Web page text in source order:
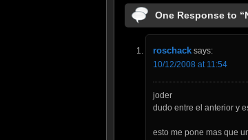
One Response to
roschack says:
10/12/2008 at 11:54
joder
dudo entre el anterior y
esto me pone mas que